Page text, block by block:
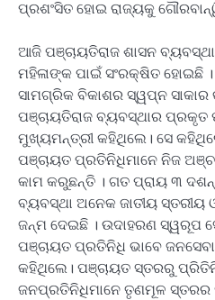
ପ୍ରଶଂସିତ ହୋଇ ରାଜ୍ୟକୁ
ଆଜି ପଞ୍ଚାୟତିରାଜ ଶାସନ
ମହିଳାଙ୍କ ପାଇଁ ସଂରକ୍ଷିତ ହୋଇଛି ।
ସାମଗ୍ରିକ ବିକାଶର ସ୍ୱପ୍ନ
ପଞ୍ଚାୟତିରାଜ ବ୍ୟବସ୍ଥାର
ମୁଖ୍ୟମନ୍ତ୍ରୀ କହିଥିଲେ। ସେ
ପଞ୍ଚାୟତ ପ୍ରତିନିଧିମାନେ ନିଜ
କାମ କରୁଛନ୍ତି । ଗତ ପ୍ରାୟ ୩
ବ୍ୟବସ୍ଥା ଅନେକ ଜାତୀୟ ସ୍ତରୀୟ
ଜନ୍ମ ଦେଇଛି । ଉଦାହରଣ ସ୍ୱରୂପ
ପଞ୍ଚାୟତ ପ୍ରତିନିଧି ଭାବେ
କହିଥିଲେ। ପଞ୍ଚାୟତ ସ୍ତରରୁ
ଜନପ୍ରତିନିଧିମାନେ ତୃଣମୂଳ